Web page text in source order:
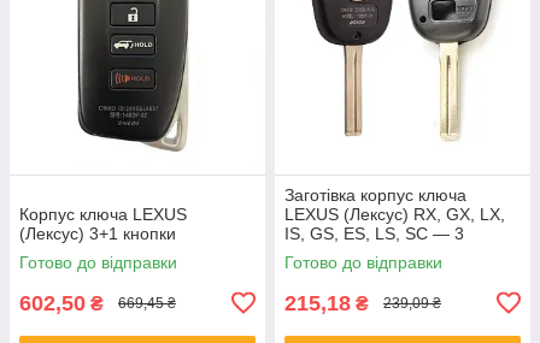
Корпус ключа LEXUS
(Лексус) 3+1 кнопки
Готово до відправки
602,50 ₴ 669,45 ₴
Заготівка корпус ключа
LEXUS (Лексус) RX, GX, LX,
IS, GS, ES, LS, SC — 3
кнопки, лезо TOY48
Готово до відправки
215,18 ₴ 239,09 ₴